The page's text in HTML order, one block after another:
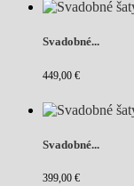
Svadobné...
449,00 €
Svadobné...
399,00 €